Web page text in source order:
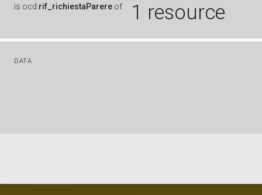
is ocd:rif_richiestaParere of 1 resource
DATA